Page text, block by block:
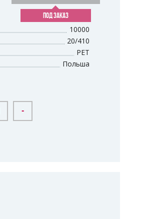
ПОД ЗАКАЗ
10000
20/410
PET
Польша
-